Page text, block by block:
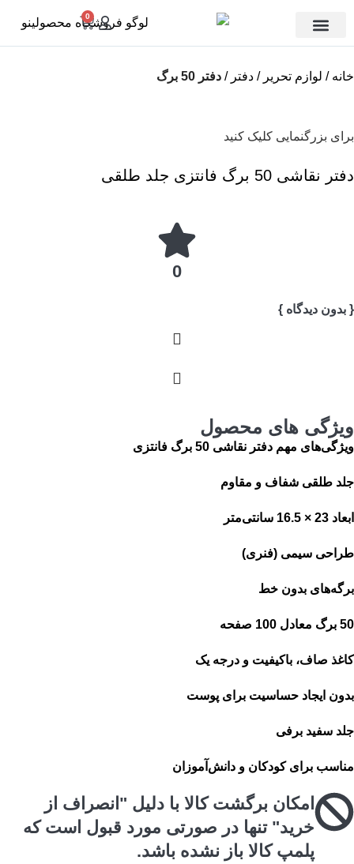
0
خانه لوازم تحریر دفتر دفتر 50 برگ
برای بزرگنمایی کلیک کنید
دفتر نقاشی 50 برگ فانتزی جلد طلقی
0
{ بدون دیدگاه }
ویژگی های محصول
ویژگی‌های مهم دفتر نقاشی 50 برگ فانتزی
جلد طلقی شفاف و مقاوم
ابعاد 23 × 16.5 سانتی‌متر
طراحی سیمی (فنری)
برگه‌های بدون خط
50 برگ معادل 100 صفحه
کاغذ صاف، باکیفیت و درجه یک
بدون ایجاد حساسیت برای پوست
جلد سفید برفی
مناسب برای کودکان و دانش‌آموزان
امکان برگشت کالا با دلیل "انصراف از
خرید" تنها در صورتی مورد قبول است که
پلمپ کالا باز نشده باشد.